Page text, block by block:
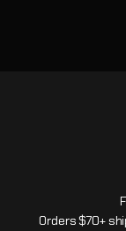
Orders $70+